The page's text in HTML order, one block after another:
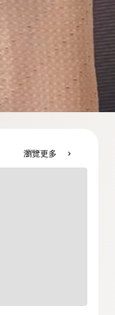
瀏覽更多 chevron_right